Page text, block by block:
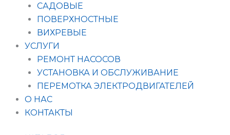
САДОВЫЕ
ПОВЕРХНОСТНЫЕ
ВИХРЕВЫЕ
УСЛУГИ
РЕМОНТ НАСОСОВ
УСТАНОВКА И ОБСЛУЖИВАНИЕ
ПЕРЕМОТКА ЭЛЕКТРОДВИГАТЕЛЕЙ
О НАС
КОНТАКТЫ